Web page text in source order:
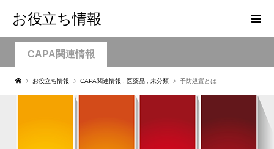
お役立ち情報
CAPA関連情報
お役立ち情報 CAPA関連情報 医薬品 未分類 予防処置とは